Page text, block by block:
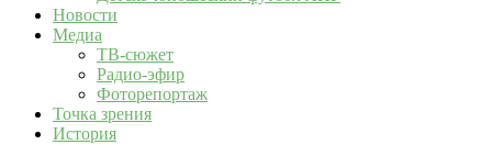
Новости
Медиа
ТВ-сюжет
Радио-эфир
Фоторепортаж
Точка зрения
История